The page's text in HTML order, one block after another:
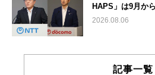
HAPS」は9月か
2026.08.06
記事一覧